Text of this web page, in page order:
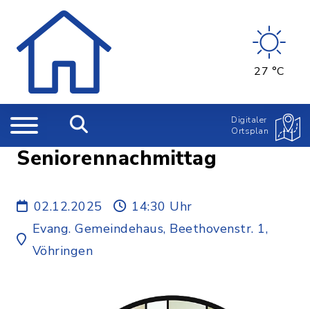
27 °C
Digitaler
Ortsplan
Seniorennachmittag
02.12.2025
14:30 Uhr
Evang. Gemeindehaus, Beethovenstr. 1,
Vöhringen